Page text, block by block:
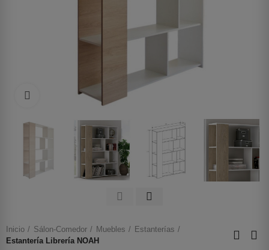
Haga clic para ampliar
Inicio Sálon-Comedor Muebles
Estanterías
Estantería Librería NOAH